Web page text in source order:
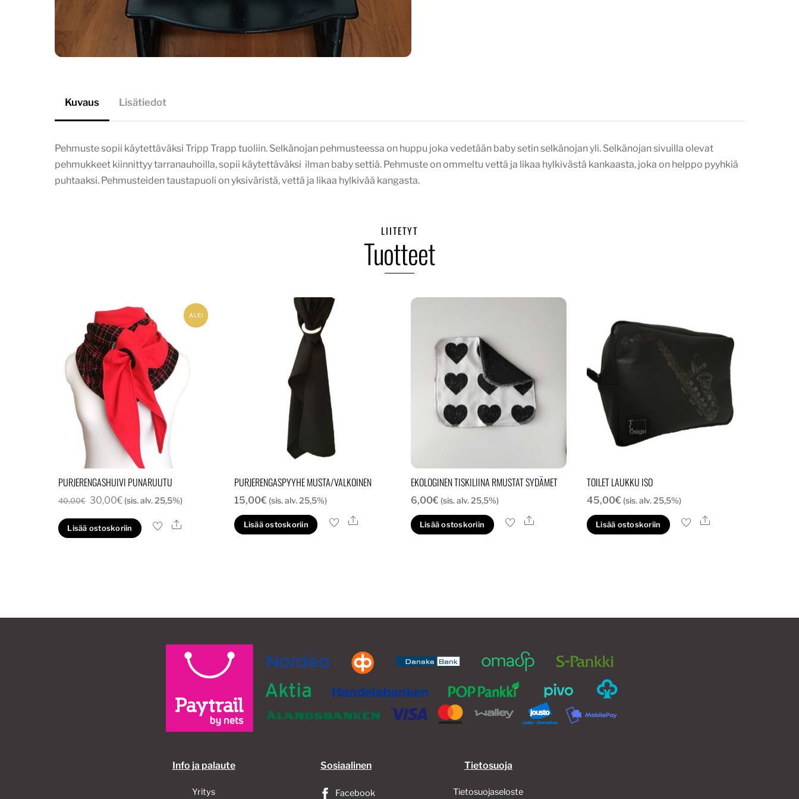
Kuvaus Lisätiedot
Pehmuste sopii käytettäväksi Tripp Trapp tuoliin. Selkänojan pehmusteessa on huppu joka vedetään baby setin selkänojan yli. Selkänojan sivuilla olevat
pehmukkeet kiinnittyy tarranauhoilla, sopii käytettäväksi ilman baby settiä. Pehmuste on ommeltu vettä ja likaa hylkivästä kankaasta, joka on helppo pyyhkiä
puhtaaksi. Pehmusteiden taustapuoli on yksiväristä, vettä ja likaa hylkivää kangasta.
LIITETYT
Tuotteet
ALE!
PURJERENGASHUIVI PUNARUUTU
40,00€ Alkuperäinen
oli:
30,00€Nykyinen
on:
(sis. alv. 25,5%)
Lisää ostoskoriin Ale
PURJERENGASPYYHE MUSTA/VALKOINEN
15,00€ (sis. alv. 25,5%)
Lisää ostoskoriin Ale
EKOLOGINEN TISKILIINA RMUSTAT SYDÄMET
6,00€ (sis. alv. 25,5%)
Lisää ostoskoriin Ale
TOILET LAUKKU ISO
45,00€ (sis. alv. 25,5%)
Lisää ostoskoriin Ale
Info ja palaute
Yritys
Sosiaalinen
Facebook
Tietosuoja
Tietosuojaseloste